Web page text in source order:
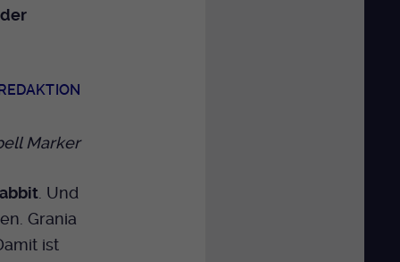
Marker
. Und
Grania
ist